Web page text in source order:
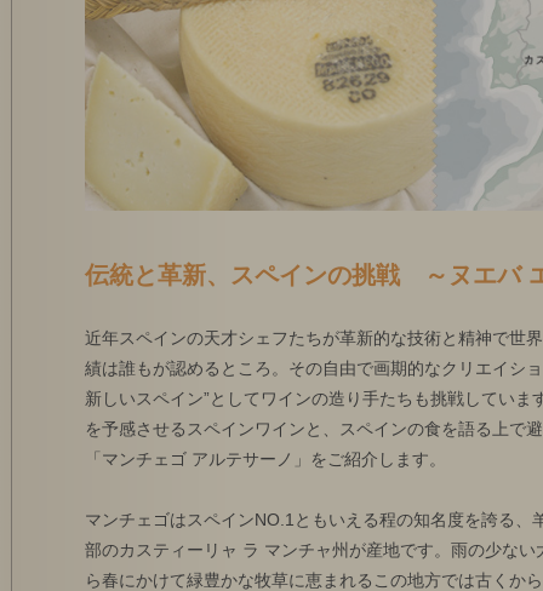
伝統と革新、スペインの挑戦 ～ヌエバ
近年スペインの天才シェフたちが革新的な技術と精神で世
績は誰もが認めるところ。その自由で画期的なクリエイシ
新しいスペイン”としてワインの造り手たちも挑戦していま
を予感させるスペインワインと、スペインの食を語る上で
「マンチェゴ アルテサーノ」をご紹介します。
マンチェゴはスペインNO.1ともいえる程の知名度を誇る、
部のカスティーリャ ラ マンチャ州が産地です。雨の少な
ら春にかけて緑豊かな牧草に恵まれるこの地方では古くか